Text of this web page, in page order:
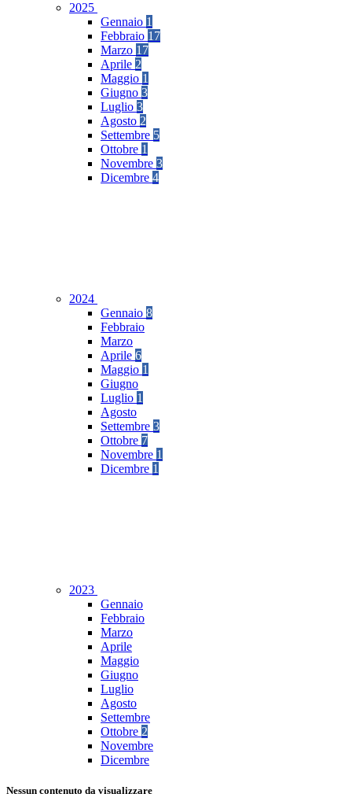
2025
Gennaio 1
Febbraio 17
Marzo 17
Aprile 2
Maggio 1
Giugno 3
Luglio 3
Agosto 2
Settembre 5
Ottobre 1
Novembre 3
Dicembre 4
2024
Gennaio 8
Febbraio
Marzo
Aprile 6
Maggio 1
Giugno
Luglio 1
Agosto
Settembre 3
Ottobre 7
Novembre 1
Dicembre 1
2023
Gennaio
Febbraio
Marzo
Aprile
Maggio
Giugno
Luglio
Agosto
Settembre
Ottobre 2
Novembre
Dicembre
Nessun contenuto da visualizzare